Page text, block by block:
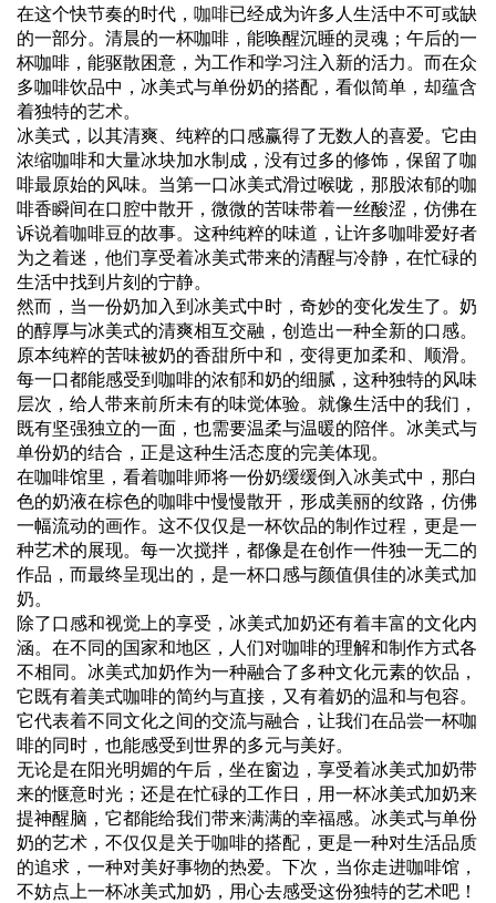
在这个快节奏的时代， 咖啡已经成为许多人生活中不可或缺
的一部分。清晨的一杯咖啡，能唤醒沉睡的灵魂；午后的一
杯咖啡，能驱散困意，为工作和学习注入新的活力。而在众
多咖啡饮品中，冰美式与单份奶的搭配，看似简单，却蕴含
着独特的艺术。
冰美式，以其清爽、纯粹的口感赢得了无数人的喜爱。它由
浓缩咖啡和大量冰块加水制成，没有过多的修饰，保留了咖
啡最原始的风味。当第一口冰美式滑过喉咙，那股浓郁的咖
啡香瞬间在口腔中散开，微微的苦味带着一丝酸涩，仿佛在
诉说着咖啡豆的故事。这种纯粹的味道，让许多咖啡爱好者
为之着迷，他们享受着冰美式带来的清醒与冷静，在忙碌的
生活中找到片刻的宁静。
然而，当一份奶加入到冰美式中时，奇妙的变化发生了。奶
的醇厚与冰美式的清爽相互交融，创造出一种全新的口感。
原本纯粹的苦味被奶的香甜所中和，变得更加柔和、顺滑。
每一口都能感受到咖啡的浓郁和奶的细腻，这种独特的风味
层次，给人带来前所未有的味觉体验。就像生活中的我们，
既有坚强独立的一面，也需要温柔与温暖的陪伴。冰美式与
单份奶的结合，正是这种生活态度的完美体现。
在咖啡馆里，看着咖啡师将一份奶缓缓倒入冰美式中，那白
色的奶液在棕色的咖啡中慢慢散开，形成美丽的纹路，仿佛
一幅流动的画作。这不仅仅是一杯饮品的制作过程，更是一
种艺术的展现。每一次搅拌，都像是在创作一件独一无二的
作品，而最终呈现出的，是一杯口感与颜值俱佳的冰美式加
奶。
除了口感和视觉上的享受，冰美式加奶还有着丰富的文化内
涵。在不同的国家和地区，人们对咖啡的理解和制作方式各
不相同。冰美式加奶作为一种融合了多种文化元素的饮品，
它既有着美式咖啡的简约与直接，又有着奶的温和与包容。
它代表着不同文化之间的交流与融合，让我们在品尝一杯咖
啡的同时，也能感受到世界的多元与美好。
无论是在阳光明媚的午后，坐在窗边，享受着冰美式加奶带
来的惬意时光；还是在忙碌的工作日，用一杯冰美式加奶来
提神醒脑，它都能给我们带来满满的幸福感。冰美式与单份
奶的艺术，不仅仅是关于咖啡的搭配，更是一种对生活品质
的追求，一种对美好事物的热爱。下次，当你走进咖啡馆，
不妨点上一杯冰美式加奶，用心去感受这份独特的艺术吧！